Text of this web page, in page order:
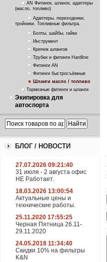
AN Фитинги, шланги, адаптеры
(масло, топливо)
Адаптеры, переходники,
тройники. Топливные фильтра.
Болты, шайбы, гайки
Инструмент
Крепеж шлангов
Трубки и фитинги Hardline
Фитинги AN
Фитинги быстросъёмные
Шланги масло / топливо
Тормозные фитинги и шланги
Экипировка для
автоспорта
БЛОГ / НОВОСТИ
27.07.2026 09:21:40
31 июля - 2 августа офис
НЕ Работает.
18.03.2026 13:00:54
Актуальные цены и
технические работы.
25.11.2020 17:55:25
Черная Пятница 26.11-
29.11.2020
24.05.2018 11:34:40
Скидки 10% на фильтры
K&N